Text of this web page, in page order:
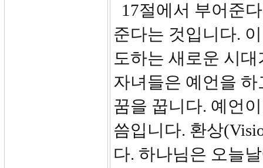
17절에서 부어준
준다는 것입니다.
도하는 새로운 시
자녀들은 예언을
꿈을 꿉니다. 예언
씀입니다. 환상
다. 하나님은 오늘